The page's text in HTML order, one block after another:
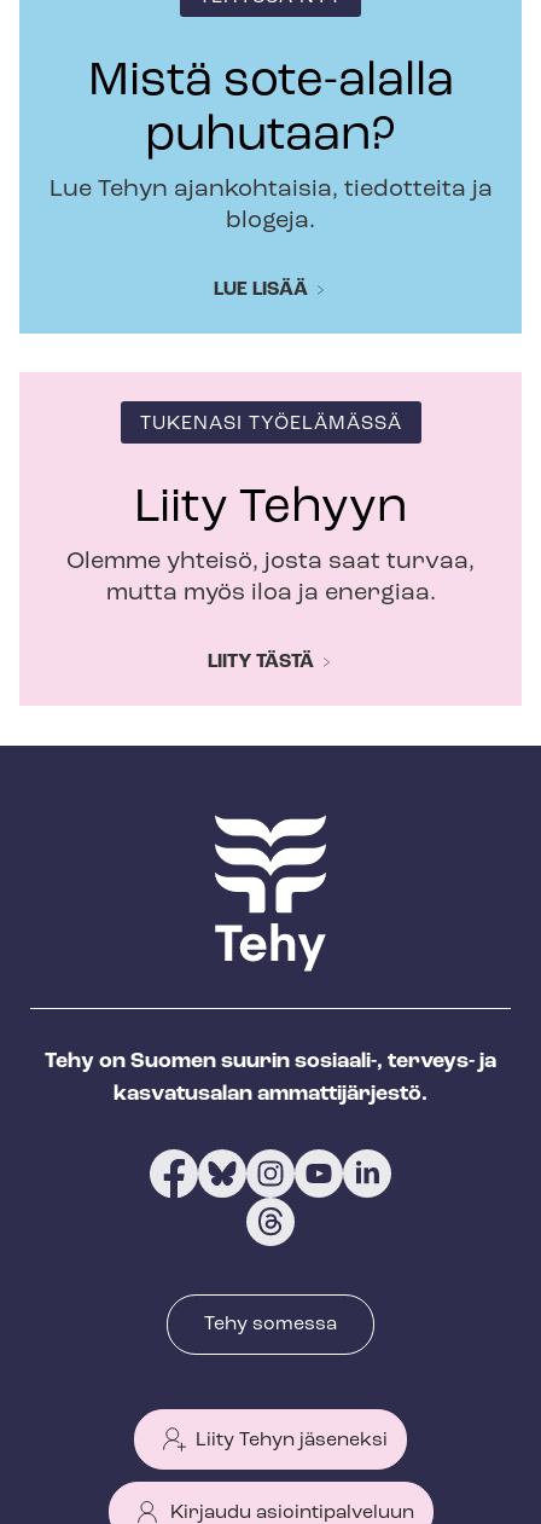
Mistä sote-alalla
puhutaan?
Lue Tehyn ajankohtaisia, tiedotteita ja
blogeja.
LUE LISÄÄ
TUKENASI TYÖELÄMÄSSÄ
Liity Tehyyn
Olemme yhteisö, josta saat turvaa,
mutta myös iloa ja energiaa.
LIITY TÄSTÄ
Tehy on Suomen suurin sosiaali-, terveys- ja
kasvatusalan ammattijärjestö.
Tehy somessa
Liity Tehyn jäseneksi
Kirjaudu asiointipalveluun